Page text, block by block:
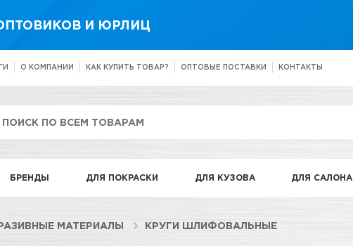
И ЮРЛИЦ
О КОМПАНИИ КАК КУПИТЬ ТОВАР? ОПТОВЫЕ ПОСТАВКИ КОНТАКТЫ
БРЕНДЫ ДЛЯ ПОКРАСКИ ДЛЯ КУЗОВА ДЛЯ САЛОНА
МАТЕРИАЛЫ КРУГИ ШЛИФОВАЛЬНЫЕ